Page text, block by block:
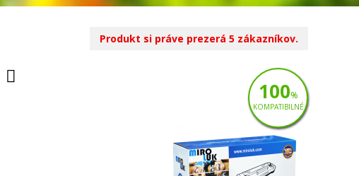
100%
KOMPATIBILNÉ
Produkt si práve prezerá 5 zákazníkov.